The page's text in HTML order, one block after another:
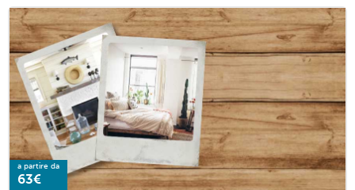
a partire da
63€